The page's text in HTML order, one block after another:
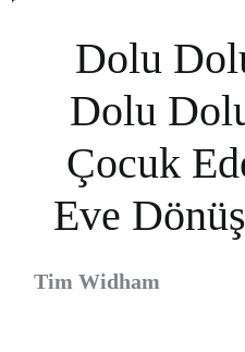
Dolu
Dolu
Çocuk
Eve
Tim Widham